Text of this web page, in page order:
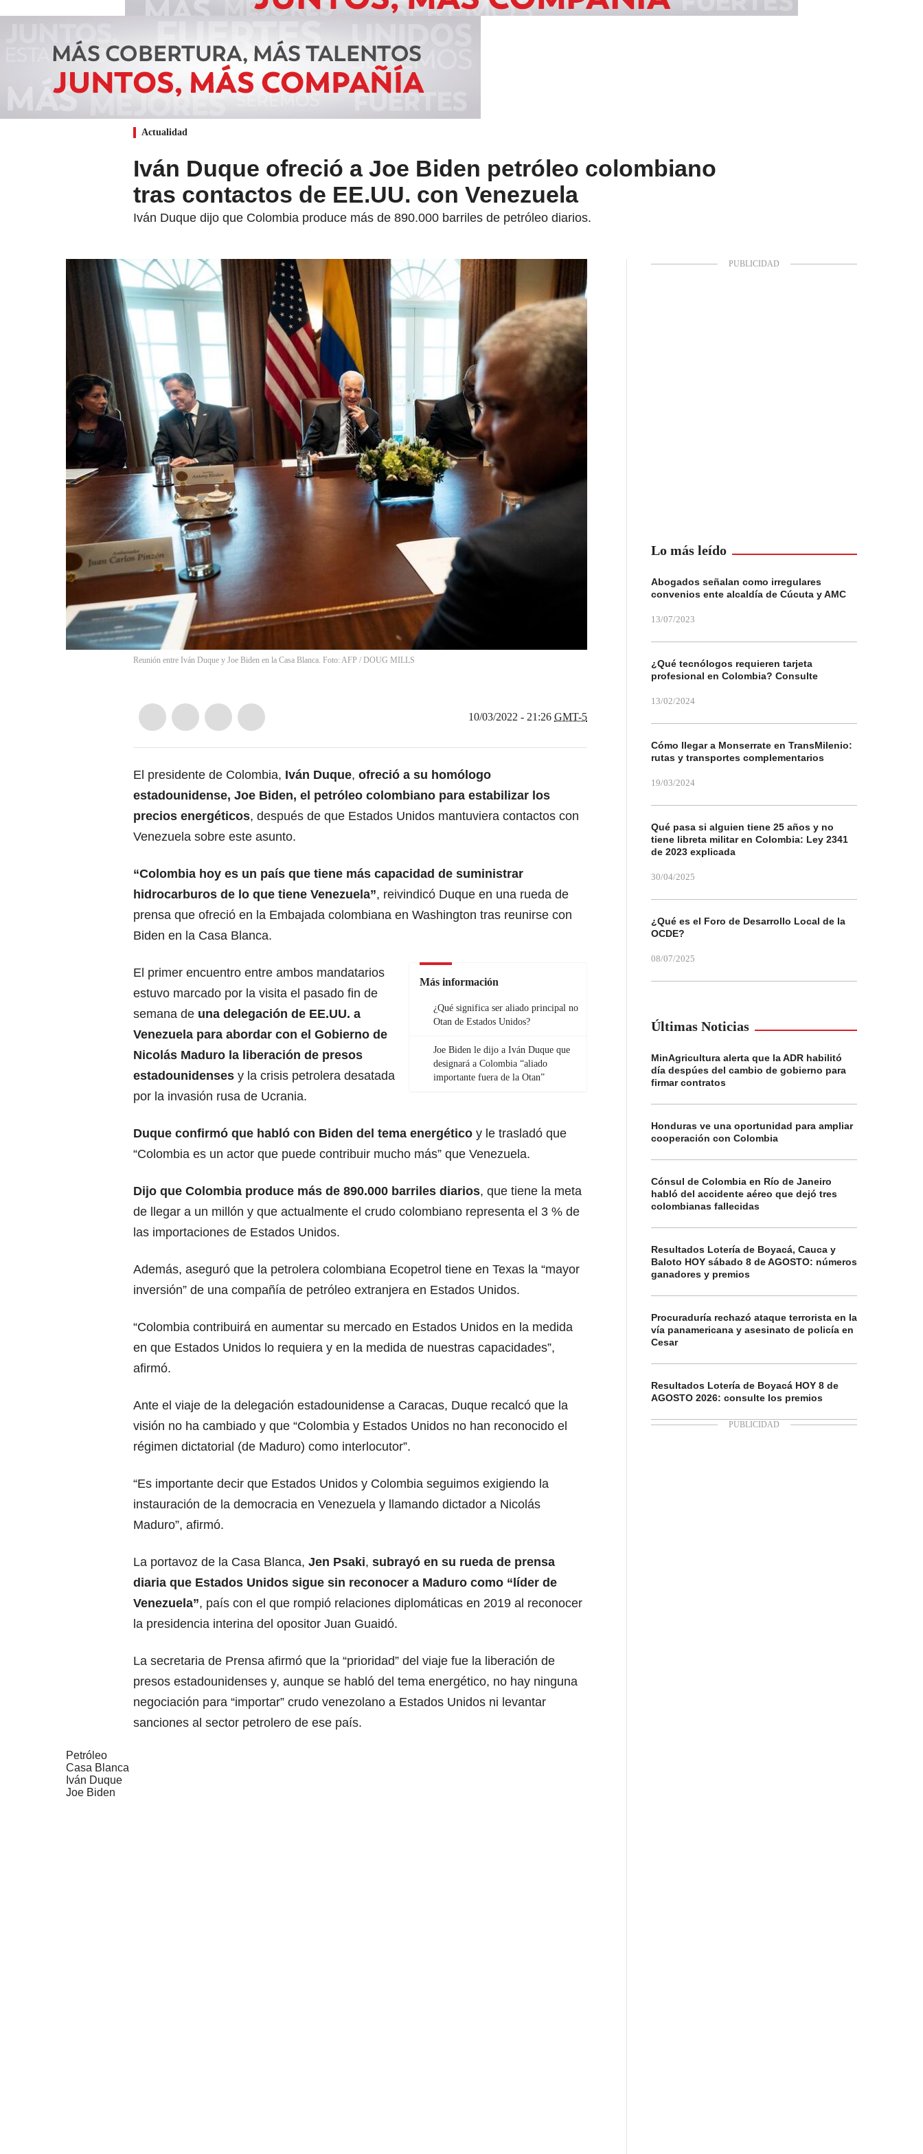
Actualidad
Iván Duque ofreció a Joe Biden petróleo colombiano
tras contactos de EE.UU. con Venezuela
Iván Duque dijo que Colombia produce más de 890.000 barriles de petróleo diarios.
Reunión entre Iván Duque y Joe Biden en la Casa Blanca. Foto: AFP / DOUG MILLS
10/03/2022 - 21:26 GMT-5
El presidente de Colombia, Iván Duque, ofreció a su homólogo
estadounidense, Joe Biden, el petróleo colombiano para estabilizar los
precios energéticos, después de que Estados Unidos mantuviera contactos con
Venezuela sobre este asunto.
“Colombia hoy es un país que tiene más capacidad de suministrar
hidrocarburos de lo que tiene Venezuela”, reivindicó Duque en una rueda de
prensa que ofreció en la Embajada colombiana en Washington tras reunirse con
Biden en la Casa Blanca.
Más información
¿Qué significa ser aliado principal no
Otan de Estados Unidos?
Joe Biden le dijo a Iván Duque que
designará a Colombia “aliado
importante fuera de la Otan”
El primer encuentro entre ambos mandatarios
estuvo marcado por la visita el pasado fin de
semana de una delegación de EE.UU. a
Venezuela para abordar con el Gobierno de
Nicolás Maduro la liberación de presos
estadounidenses y la crisis petrolera desatada
por la invasión rusa de Ucrania.
Duque confirmó que habló con Biden del tema energético y le trasladó que
“Colombia es un actor que puede contribuir mucho más” que Venezuela.
Dijo que Colombia produce más de 890.000 barriles diarios, que tiene la meta
de llegar a un millón y que actualmente el crudo colombiano representa el 3 % de
las importaciones de Estados Unidos.
Además, aseguró que la petrolera colombiana Ecopetrol tiene en Texas la “mayor
inversión” de una compañía de petróleo extranjera en Estados Unidos.
“Colombia contribuirá en aumentar su mercado en Estados Unidos en la medida
en que Estados Unidos lo requiera y en la medida de nuestras capacidades”,
afirmó.
Ante el viaje de la delegación estadounidense a Caracas, Duque recalcó que la
visión no ha cambiado y que “Colombia y Estados Unidos no han reconocido el
régimen dictatorial (de Maduro) como interlocutor”.
“Es importante decir que Estados Unidos y Colombia seguimos exigiendo la
instauración de la democracia en Venezuela y llamando dictador a Nicolás
Maduro”, afirmó.
La portavoz de la Casa Blanca, Jen Psaki, subrayó en su rueda de prensa
diaria que Estados Unidos sigue sin reconocer a Maduro como “líder de
Venezuela”, país con el que rompió relaciones diplomáticas en 2019 al reconocer
la presidencia interina del opositor Juan Guaidó.
La secretaria de Prensa afirmó que la “prioridad” del viaje fue la liberación de
presos estadounidenses y, aunque se habló del tema energético, no hay ninguna
negociación para “importar” crudo venezolano a Estados Unidos ni levantar
sanciones al sector petrolero de ese país.
Petróleo
Casa Blanca
Iván Duque
Joe Biden
Lo más leído
Abogados señalan como irregulares
convenios ente alcaldía de Cúcuta y AMC
13/07/2023
¿Qué tecnólogos requieren tarjeta
profesional en Colombia? Consulte
13/02/2024
Cómo llegar a Monserrate en TransMilenio:
rutas y transportes complementarios
19/03/2024
Qué pasa si alguien tiene 25 años y no
tiene libreta militar en Colombia: Ley 2341
de 2023 explicada
30/04/2025
¿Qué es el Foro de Desarrollo Local de la
OCDE?
08/07/2025
Últimas Noticias
MinAgricultura alerta que la ADR habilitó
día despúes del cambio de gobierno para
firmar contratos
Honduras ve una oportunidad para ampliar
cooperación con Colombia
Cónsul de Colombia en Río de Janeiro
habló del accidente aéreo que dejó tres
colombianas fallecidas
Resultados Lotería de Boyacá, Cauca y
Baloto HOY sábado 8 de AGOSTO: números
ganadores y premios
Procuraduría rechazó ataque terrorista en la
vía panamericana y asesinato de policía en
Cesar
Resultados Lotería de Boyacá HOY 8 de
AGOSTO 2026: consulte los premios